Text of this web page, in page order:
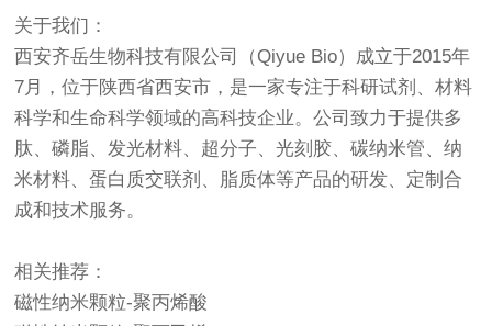
关于我们：
西安齐岳生物科技有限公司（Qiyue Bio）成立于2015年
7月，位于陕西省西安市，是一家专注于科研试剂、材料
科学和生命科学领域的高科技企业。公司致力于提供多
肽、磷脂、发光材料、超分子、光刻胶、碳纳米管、纳
米材料、蛋白质交联剂、脂质体等产品的研发、定制合
成和技术服务。
相关推荐：
磁性纳米颗粒-聚丙烯酸